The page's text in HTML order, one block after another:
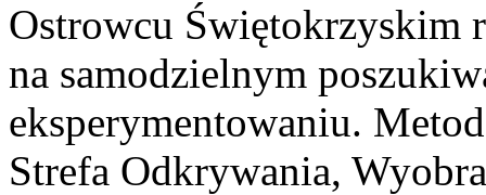
Ostrowcu Świętokrzyskim
na samodzielnym
eksperymentowaniu.
Strefa Odkrywania,